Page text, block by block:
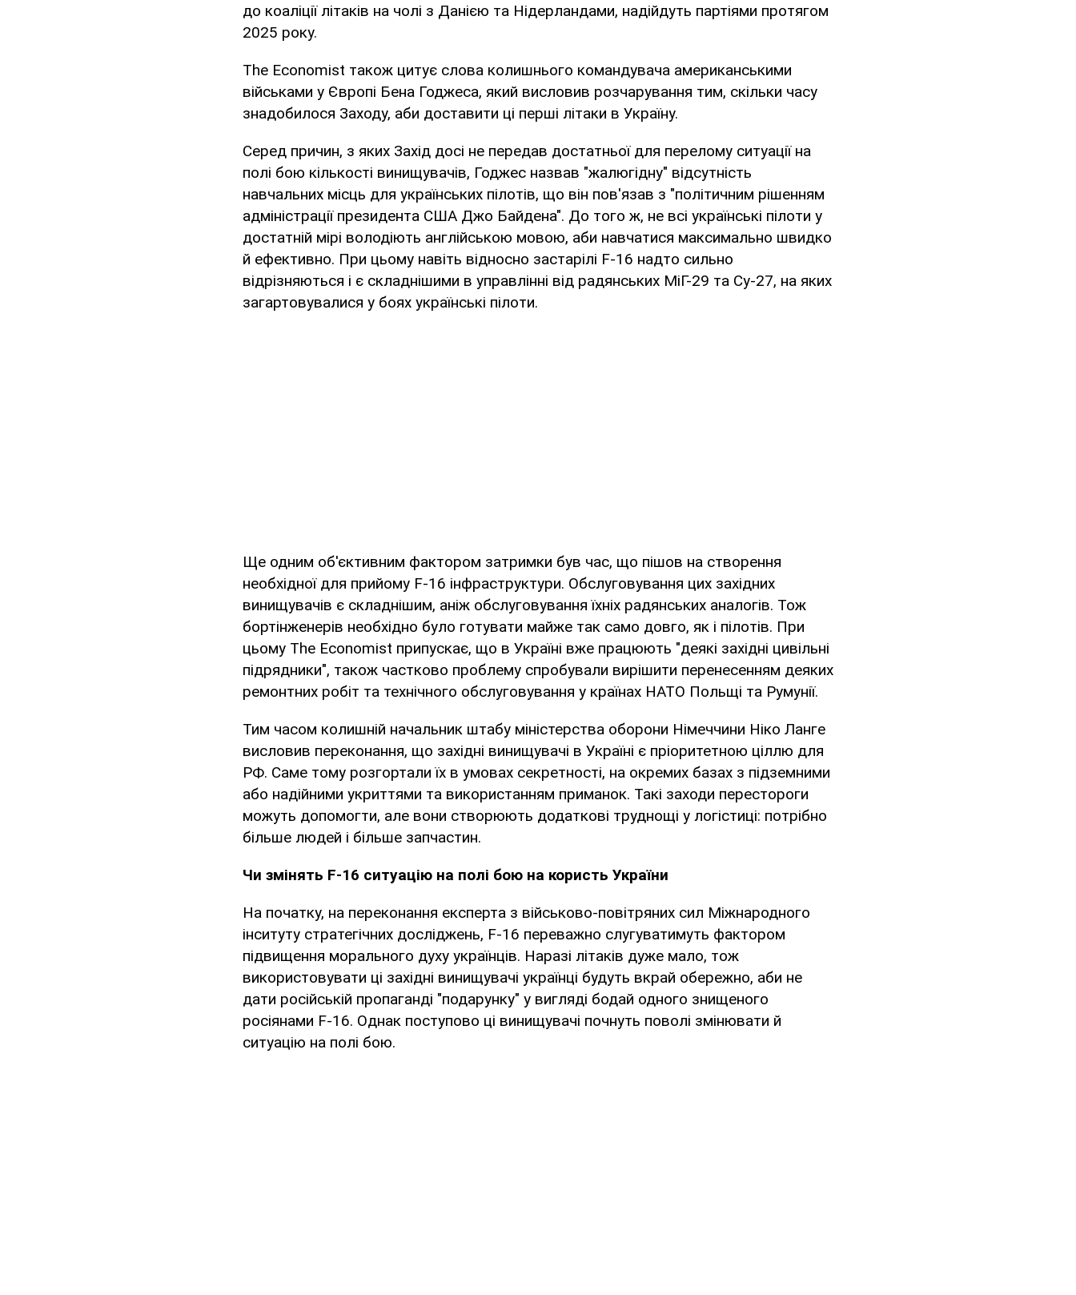
до коаліції літаків на чолі з Данією та Нідерландами, надійдуть партіями протягом
2025 року.
The Economist також цитує слова колишнього командувача американськими
військами у Європі Бена Годжеса, який висловив розчарування тим, скільки часу
знадобилося Заходу, аби доставити ці перші літаки в Україну.
Серед причин, з яких Захід досі не передав достатньої для перелому ситуації на
полі бою кількості винищувачів, Годжес назвав "жалюгідну" відсутність
навчальних місць для українських пілотів, що він пов'язав з "політичним рішенням
адміністрації президента США Джо Байдена". До того ж, не всі українські пілоти у
достатній мірі володіють англійською мовою, аби навчатися максимально швидко
й ефективно. При цьому навіть відносно застарілі F-16 надто сильно
відрізняються і є складнішими в управлінні від радянських МіГ-29 та Су-27, на яких
загартовувалися у боях українські пілоти.
Ще одним об'єктивним фактором затримки був час, що пішов на створення
необхідної для прийому F-16 інфраструктури. Обслуговування цих західних
винищувачів є складнішим, аніж обслуговування їхніх радянських аналогів. Тож
бортінженерів необхідно було готувати майже так само довго, як і пілотів. При
цьому The Economist припускає, що в Україні вже працюють "деякі західні цивільні
підрядники", також частково проблему спробували вирішити перенесенням деяких
ремонтних робіт та технічного обслуговування у країнах НАТО Польщі та Румунії.
Тим часом колишній начальник штабу міністерства оборони Німеччини Ніко Ланге
висловив переконання, що західні винищувачі в Україні є пріоритетною ціллю для
РФ. Саме тому розгортали їх в умовах секретності, на окремих базах з підземними
або надійними укриттями та використанням приманок. Такі заходи перестороги
можуть допомогти, але вони створюють додаткові труднощі у логістиці: потрібно
більше людей і більше запчастин.
Чи змінять F-16 ситуацію на полі бою на користь України
На початку, на переконання експерта з військово-повітряних сил Міжнародного
інситуту стратегічних досліджень, F-16 переважно слугуватимуть фактором
підвищення морального духу українців. Наразі літаків дуже мало, тож
використовувати ці західні винищувачі українці будуть вкрай обережно, аби не
дати російській пропаганді "подарунку" у вигляді бодай одного знищеного
росіянами F-16. Однак поступово ці винищувачі почнуть поволі змінювати й
ситуацію на полі бою.